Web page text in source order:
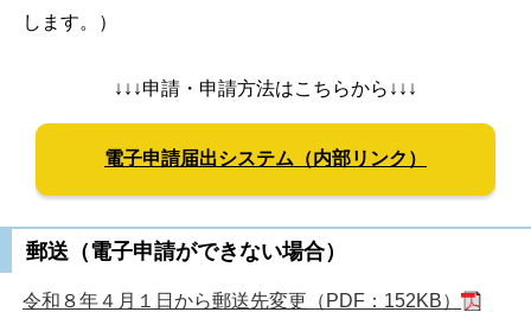
します。）
↓↓↓申請・申請方法はこちらから↓↓↓
電子申請届出システム（内部リンク）
郵送（電子申請ができない場合）
令和８年４月１日から郵送先変更（PDF：152KB）